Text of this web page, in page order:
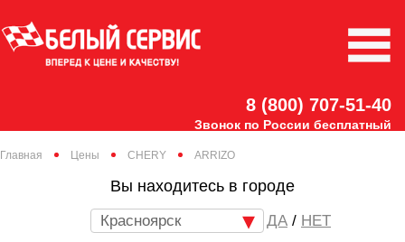
8 (800) 707-51-40
Звонок по России бесплатный
Главная Цены CHERY ARRIZO
Вы находитесь в городе
Красноярск / НЕТ